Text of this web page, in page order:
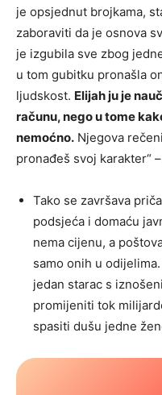
je opsjednut brojkama,
zaboraviti da je osnova
je izgubila sve zbog
u tom gubitku pronašla
ljudskost. Elijah ju je
računu, nego u tome
nemoćno. Njegova
pronađeš svoj karakter“
Tako se završava
podsjeća i domaću
nema cijenu, a
samo onih u
jedan starac s
promijeniti tok
spasiti dušu jedne